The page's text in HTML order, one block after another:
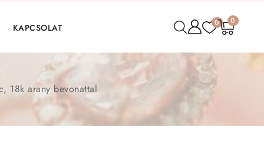
KAPCSOLAT 0 0
18k arany bevonattal